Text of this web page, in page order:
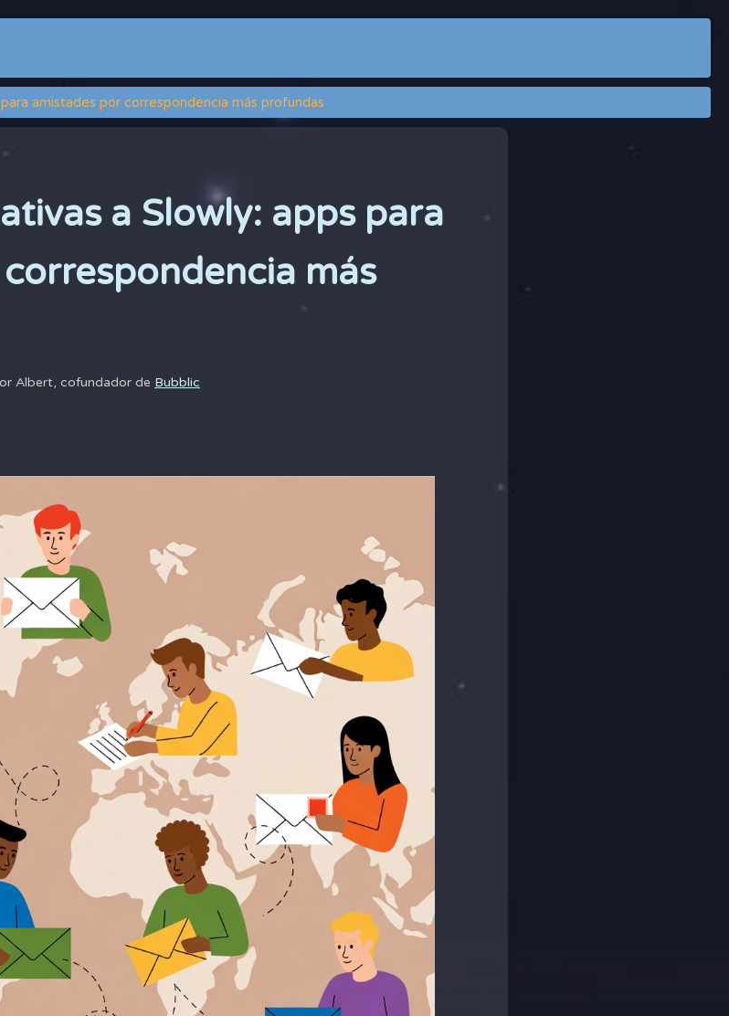
amistades por correspondencia más profundas
a Slowly: apps para
más
Albert, cofundador de Bubblic